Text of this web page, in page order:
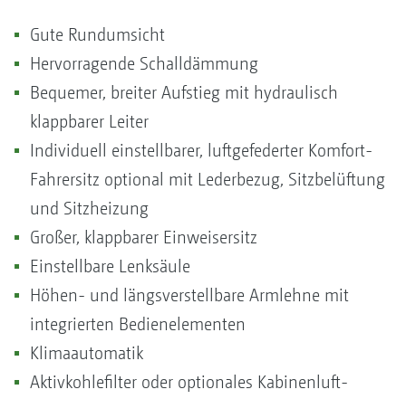
Gute Rundumsicht
Hervorragende Schalldämmung
Bequemer, breiter Aufstieg mit hydraulisch
klappbarer Leiter
Individuell einstellbarer, luftgefederter Komfort-
Fahrersitz optional mit Lederbezug, Sitzbelüftung
und Sitzheizung
Großer, klappbarer Einweisersitz
Einstellbare Lenksäule
Höhen- und längsverstellbare Armlehne mit
integrierten Bedienelementen
Klimaautomatik
Aktivkohlefilter oder optionales Kabinenluft-